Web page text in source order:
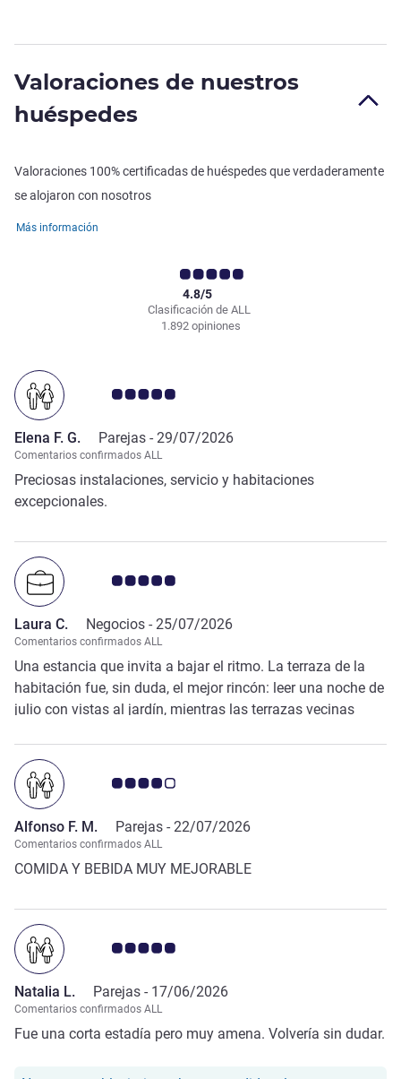
Valoraciones de nuestros
huéspedes
Valoraciones 100% certificadas de huéspedes que verdaderamente
se alojaron con nosotros
Más información
Clasificación de ALL
4.8/5
1.892 opiniones
Nota de clientes de Avis 5.0/5
Elena F. G. Parejas - 29/07/2026
Comentarios confirmados ALL
Preciosas instalaciones, servicio y habitaciones
excepcionales.
Nota de clientes de Avis 5.0/5
Laura C. Negocios - 25/07/2026
Comentarios confirmados ALL
Una estancia que invita a bajar el ritmo. La terraza de la
habitación fue, sin duda, el mejor rincón: leer una noche de
julio con vistas al jardín, mientras las terrazas vecinas
que convierte una noche de hotel en una experiencia para
recordar.
Nota de clientes de Avis 4.0/5
Alfonso F. M. Parejas - 22/07/2026
Comentarios confirmados ALL
COMIDA Y BEBIDA MUY MEJORABLE
Nota de clientes de Avis 5.0/5
Natalia L. Parejas - 17/06/2026
Comentarios confirmados ALL
Fue una corta estadía pero muy amena. Volvería sin dudar.